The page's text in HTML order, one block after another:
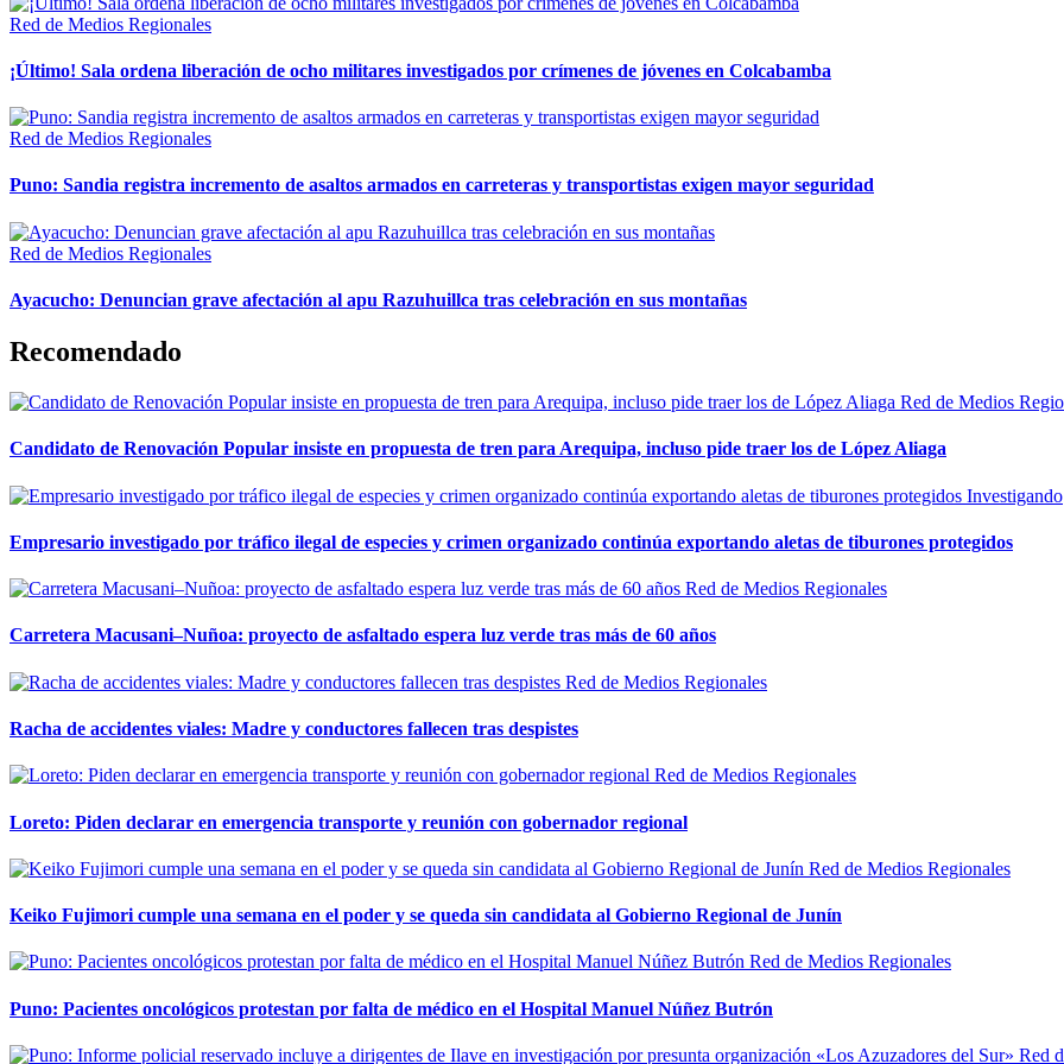
Red de Medios Regionales
¡Último! Sala ordena liberación de ocho militares investigados por crímenes de jóvenes en Colcabamba
Red de Medios Regionales
Puno: Sandia registra incremento de asaltos armados en carreteras y transportistas exigen mayor seguridad
Red de Medios Regionales
Ayacucho: Denuncian grave afectación al apu Razuhuillca tras celebración en sus montañas
Recomendado
Red de Medios
Candidato de Renovación Popular insiste en propuesta de tren para Arequipa, incluso pide traer los de López Aliaga
Investigando
Empresario investigado por tráfico ilegal de especies y crimen organizado continúa exportando aletas de tiburones protegidos
Red de Medios Regionales
Carretera Macusani–Nuñoa: proyecto de asfaltado espera luz verde tras más de 60 años
Red de Medios Regionales
Racha de accidentes viales: Madre y conductores fallecen tras despistes
Red de Medios Regionales
Loreto: Piden declarar en emergencia transporte y reunión con gobernador regional
Red de Medios Regionales
Keiko Fujimori cumple una semana en el poder y se queda sin candidata al Gobierno Regional de Junín
Red de Medios Regionales
Puno: Pacientes oncológicos protestan por falta de médico en el Hospital Manuel Núñez Butrón
Red